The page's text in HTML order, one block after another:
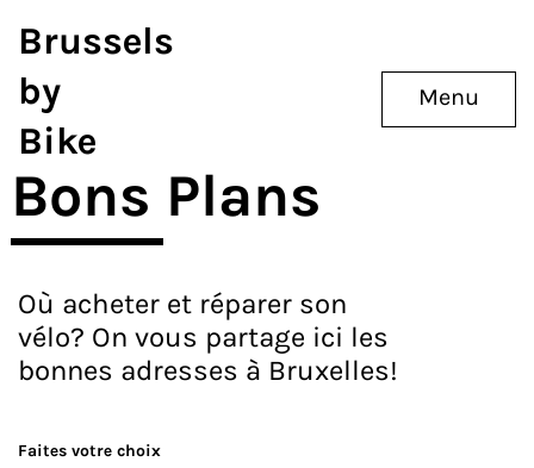
Brussels
by
Bike
Menu
Bons Plans
Où acheter et réparer son
vélo? On vous partage ici les
bonnes adresses à Bruxelles!
Faites votre choix